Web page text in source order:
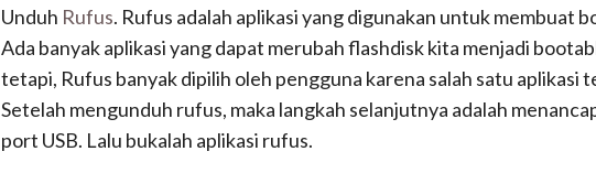
Unduh Rufus. Rufus adalah aplikasi yang digunakan untuk membuat
Ada banyak aplikasi yang dapat merubah flashdisk kita menjadi
tetapi, Rufus banyak dipilih oleh pengguna karena salah satu aplikasi
Setelah mengunduh rufus, maka langkah selanjutnya adalah
port USB. Lalu bukalah aplikasi rufus.